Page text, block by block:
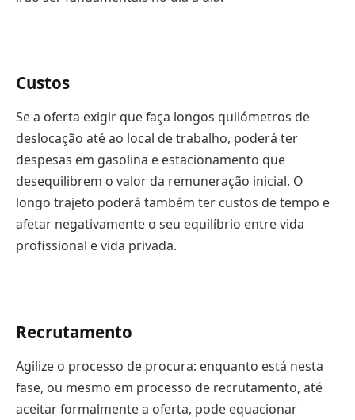
Custos
Se a oferta exigir que faça longos quilómetros de
deslocação até ao local de trabalho, poderá ter
despesas em gasolina e estacionamento que
desequilibrem o valor da remuneração inicial. O
longo trajeto poderá também ter custos de tempo e
afetar negativamente o seu equilíbrio entre vida
profissional e vida privada.
Recrutamento
Agilize o processo de procura: enquanto está nesta
fase, ou mesmo em processo de recrutamento, até
aceitar formalmente a oferta, pode equacionar